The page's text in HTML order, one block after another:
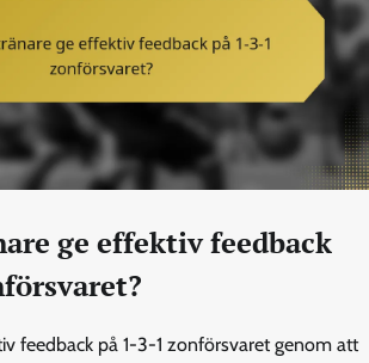
ge effektiv feedback
feedback på 1-3-1 zonförsvaret genom att